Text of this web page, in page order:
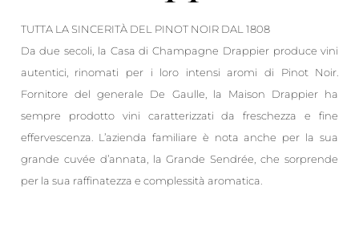
TUTTA LA SINCERITÀ DEL PINOT NOIR DAL 1808
Da due secoli, la Casa di Champagne Drappier produce vini
autentici, rinomati per i loro intensi aromi di Pinot Noir.
Fornitore del generale De Gaulle, la Maison Drappier ha
sempre prodotto vini caratterizzati da freschezza e fine
effervescenza. L’azienda familiare è nota anche per la sua
grande cuvée d’annata, la Grande Sendrée, che sorprende
per la sua raffinatezza e complessità aromatica.